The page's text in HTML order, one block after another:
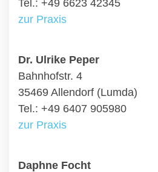
Tel.: +49 6623 42345
zur Praxis
Dr. Ulrike Peper
Bahnhofstr. 4
35469 Allendorf (Lumda)
Tel.: +49 6407 905980
zur Praxis
Daphne Focht